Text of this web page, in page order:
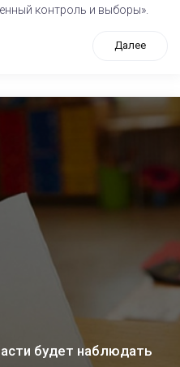
контроль и выборы».
Далее
будет наблюдать